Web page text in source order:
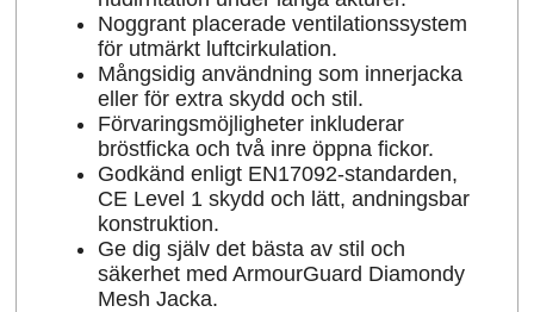
Noggrant placerade ventilationssystem
för utmärkt luftcirkulation.
Mångsidig användning som innerjacka
eller för extra skydd och stil.
Förvaringsmöjligheter inkluderar
bröstficka och två inre öppna fickor.
Godkänd enligt EN17092-standarden,
CE Level 1 skydd och lätt, andningsbar
konstruktion.
Ge dig själv det bästa av stil och
säkerhet med ArmourGuard Diamondy
Mesh Jacka.